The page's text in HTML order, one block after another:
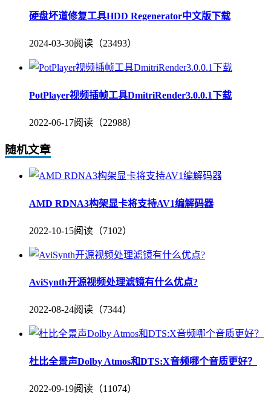
硬盘坏道修复工具HDD Regenerator中文版下载
2024-03-30阅读（23493）
PotPlayer视频插帧工具DmitriRender3.0.0.1下载
2022-06-17阅读（22988）
随机文章
AMD RDNA3构架显卡将支持AV1编解码器
2022-10-15阅读（7102）
AviSynth开源视频处理滤镜有什么优点?
2022-08-24阅读（7344）
杜比全景声Dolby Atmos和DTS:X音频哪个音质更好？
2022-09-19阅读（11074）